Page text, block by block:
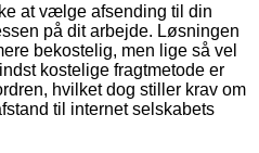
at vælge afsending til din
på dit arbejde. Løsningen
bekostelig, men lige så vel
kostelige fragtmetode er
hvilket dog stiller krav om
til internet selskabets